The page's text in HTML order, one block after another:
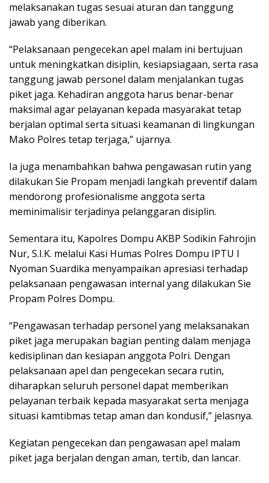
melaksanakan tugas sesuai aturan dan tanggung
jawab yang diberikan.
“Pelaksanaan pengecekan apel malam ini bertujuan
untuk meningkatkan disiplin, kesiapsiagaan, serta rasa
tanggung jawab personel dalam menjalankan tugas
piket jaga. Kehadiran anggota harus benar-benar
maksimal agar pelayanan kepada masyarakat tetap
berjalan optimal serta situasi keamanan di lingkungan
Mako Polres tetap terjaga,” ujarnya.
Ia juga menambahkan bahwa pengawasan rutin yang
dilakukan Sie Propam menjadi langkah preventif dalam
mendorong profesionalisme anggota serta
meminimalisir terjadinya pelanggaran disiplin.
Sementara itu, Kapolres Dompu AKBP Sodikin Fahrojin
Nur, S.I.K. melalui Kasi Humas Polres Dompu IPTU I
Nyoman Suardika menyampaikan apresiasi terhadap
pelaksanaan pengawasan internal yang dilakukan Sie
Propam Polres Dompu.
“Pengawasan terhadap personel yang melaksanakan
piket jaga merupakan bagian penting dalam menjaga
kedisiplinan dan kesiapan anggota Polri. Dengan
pelaksanaan apel dan pengecekan secara rutin,
diharapkan seluruh personel dapat memberikan
pelayanan terbaik kepada masyarakat serta menjaga
situasi kamtibmas tetap aman dan kondusif,” jelasnya.
Kegiatan pengecekan dan pengawasan apel malam
piket jaga berjalan dengan aman, tertib, dan lancar.